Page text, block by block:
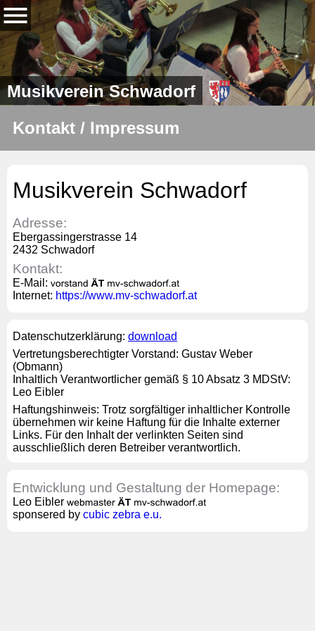
Musikverein Schwadorf
Kontakt / Impressum
Musikverein Schwadorf
Adresse:
Ebergassingerstrasse 14
2432 Schwadorf
Kontakt:
E-Mail:
Internet: https://www.mv-schwadorf.at
Datenschutzerklärung: download
Vertretungsberechtigter Vorstand: Gustav Weber
(Obmann)
Inhaltlich Verantwortlicher gemäß § 10 Absatz 3 MDStV:
Leo Eibler
Haftungshinweis: Trotz sorgfältiger inhaltlicher Kontrolle
übernehmen wir keine Haftung für die Inhalte externer
Links. Für den Inhalt der verlinkten Seiten sind
ausschließlich deren Betreiber verantwortlich.
Entwicklung und Gestaltung der Homepage:
Leo Eibler
sponsered by cubic zebra e.u.